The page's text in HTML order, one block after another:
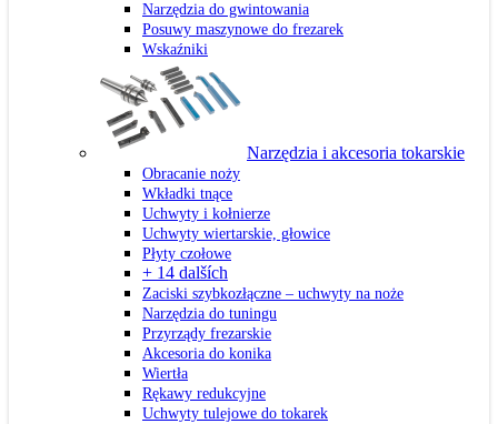
Narzędzia do gwintowania
Posuwy maszynowe do frezarek
Wskaźniki
Narzędzia i akcesoria tokarskie
Obracanie noży
Wkładki tnące
Uchwyty i kołnierze
Uchwyty wiertarskie, głowice
Płyty czołowe
+ 14 dalších
Zaciski szybkozłączne – uchwyty na noże
Narzędzia do tuningu
Przyrządy frezarskie
Akcesoria do konika
Wiertła
Rękawy redukcyjne
Uchwyty tulejowe do tokarek